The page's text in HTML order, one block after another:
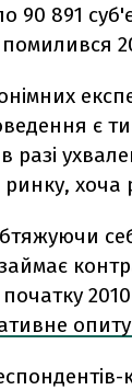
90 891
є
разі
хоча
займає